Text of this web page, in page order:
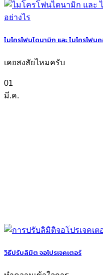
ไมโครโฟนไดนามิก และ ไมโครโฟน
เคยสงสัยไหมครับ
01
มี.ค.
วิธีปรับลิมิต จอโปรเจคเตอร์